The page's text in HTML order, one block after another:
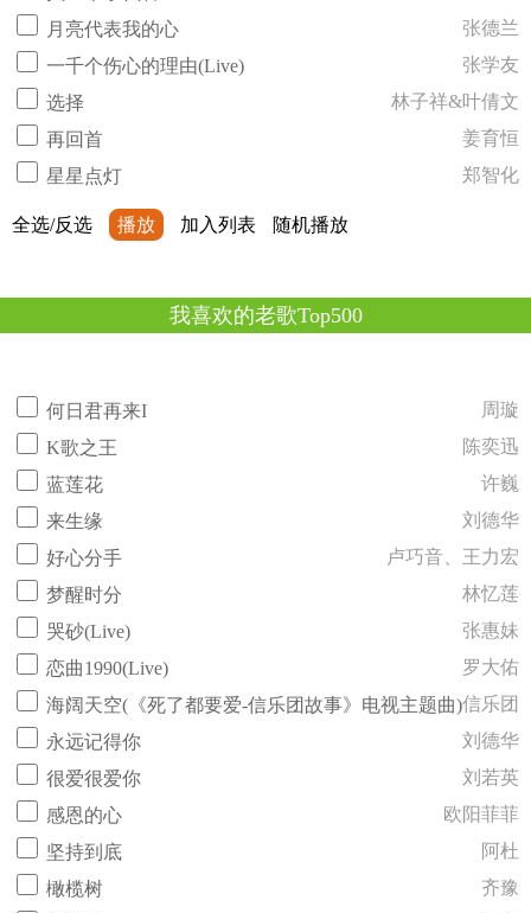
月亮代表我的心
张德兰
一千个伤心的理由(Live)
张学友
选择
林子祥&叶倩文
再回首
姜育恒
星星点灯
郑智化
全选/反选 播放 加入列表 随机播放
我喜欢的老歌Top500
何日君再来I
周璇
K歌之王
陈奕迅
蓝莲花
许巍
来生缘
刘德华
好心分手
卢巧音、王力宏
梦醒时分
林忆莲
哭砂(Live)
张惠妹
恋曲1990(Live)
罗大佑
海阔天空(《死了都要爱-信乐团故事》电视主题曲)信乐团
永远记得你
刘德华
很爱很爱你
刘若英
感恩的心
欧阳菲菲
坚持到底
阿杜
橄榄树
齐豫